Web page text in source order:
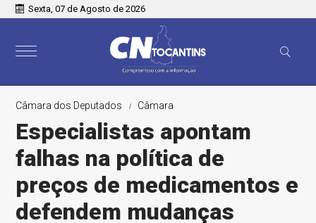
Sexta, 07 de Agosto de 2026
Câmara dos Deputados Câmara
Especialistas apontam
falhas na política de
preços de medicamentos e
defendem mudanças